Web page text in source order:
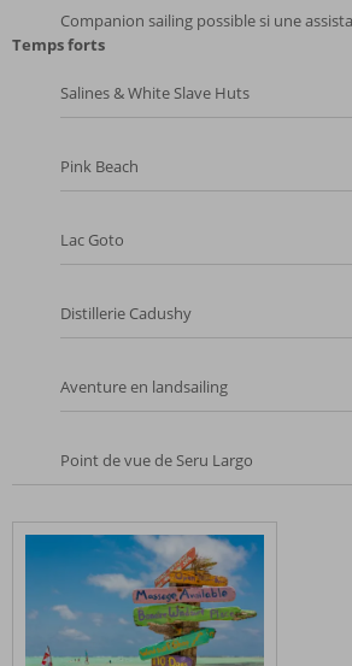
Companion sailing possible si une
Temps forts
Salines & White Slave Huts
Pink Beach
Lac Goto
Distillerie Cadushy
Aventure en landsailing
Point de vue de Seru Largo